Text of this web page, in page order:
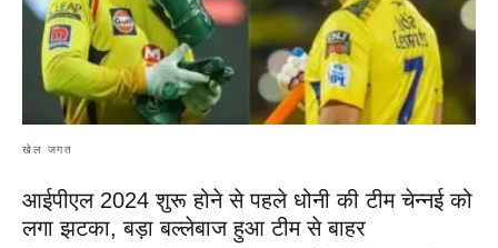
खेल जगत
आईपीएल 2024 शुरू होने से पहले धोनी की टीम चेन्नई को
लगा झटका, बड़ा बल्लेबाज हुआ टीम से बाहर